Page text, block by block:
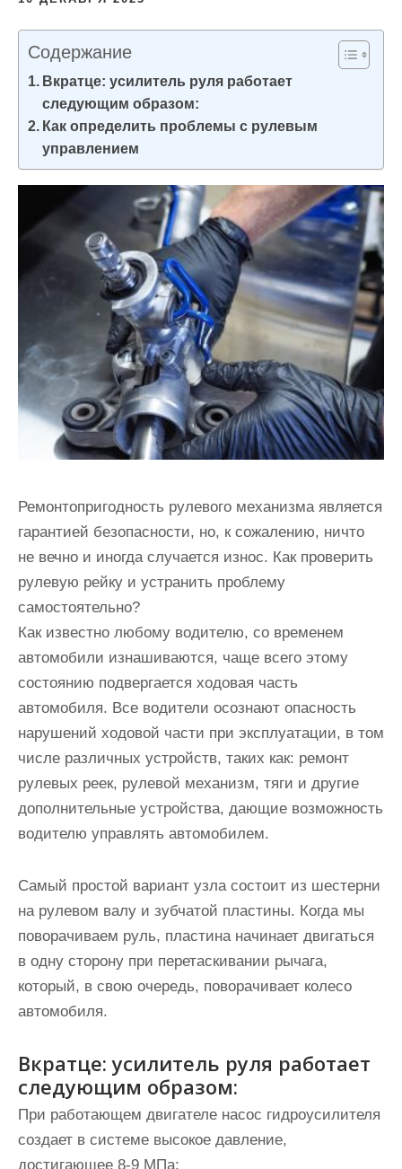
Содержание
Вкратце: усилитель руля работает
следующим образом:
Как определить проблемы с рулевым
управлением
Ремонтопригодность рулевого механизма является
гарантией безопасности, но, к сожалению, ничто
не вечно и иногда случается износ. Как проверить
рулевую рейку и устранить проблему
самостоятельно?
Как известно любому водителю, со временем
автомобили изнашиваются, чаще всего этому
состоянию подвергается ходовая часть
автомобиля. Все водители осознают опасность
нарушений ходовой части при эксплуатации, в том
числе различных устройств, таких как: ремонт
рулевых реек, рулевой механизм, тяги и другие
дополнительные устройства, дающие возможность
водителю управлять автомобилем.
Самый простой вариант узла состоит из шестерни
на рулевом валу и зубчатой ​​пластины. Когда мы
поворачиваем руль, пластина начинает двигаться
в одну сторону при перетаскивании рычага,
который, в свою очередь, поворачивает колесо
автомобиля.
Вкратце: усилитель руля работает
следующим образом:
При работающем двигателе насос гидроусилителя
создает в системе высокое давление,
достигающее 8-9 МПа;